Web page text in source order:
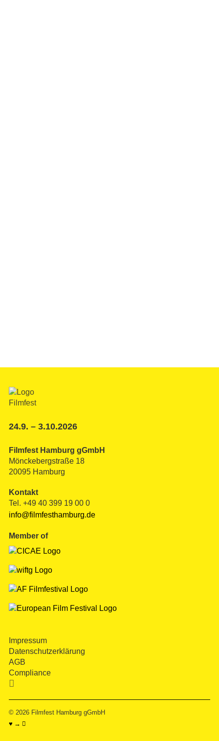
24.9. – 3.10.2026
Filmfest Hamburg gGmbH
Mönckebergstraße 18
20095 Hamburg
Kontakt
Tel. +49 40 399 19 00 0
info@filmfesthamburg.de
Member of
Impressum
Datenschutzerklärung
AGB
Compliance

© 2026 Filmfest Hamburg gGmbH
♥ → 